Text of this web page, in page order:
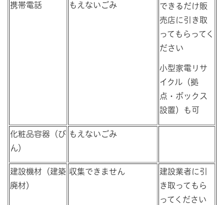
携帯電話 もえないごみ
できるだけ販
売店に引き取
ってもらってく
ださい
小型家電リサ
イクル（拠
点・ボックス
設置）も可
化粧品容器（び
ん）
もえないごみ
建設機材（建築
廃材）
収集できません
建設業者に引
き取ってもら
ってください